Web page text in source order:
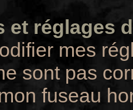
et réglages
mes
sont pas
fuseau